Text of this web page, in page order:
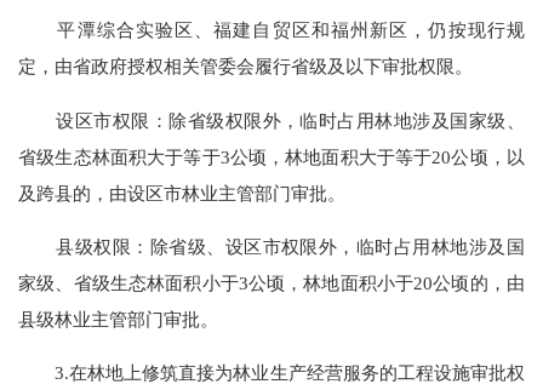
平潭综合实验区、福建自贸区和福州新区，仍按现行规
定，由省政府授权相关管委会履行省级及以下审批权限。
设区市权限：除省级权限外，临时占用林地涉及国家级、
省级生态林面积大于等于3公顷，林地面积大于等于20公顷，以
及跨县的，由设区市林业主管部门审批。
县级权限：除省级、设区市权限外，临时占用林地涉及国
家级、省级生态林面积小于3公顷，林地面积小于20公顷的，由
县级林业主管部门审批。
3.在林地上修筑直接为林业生产经营服务的工程设施审批权